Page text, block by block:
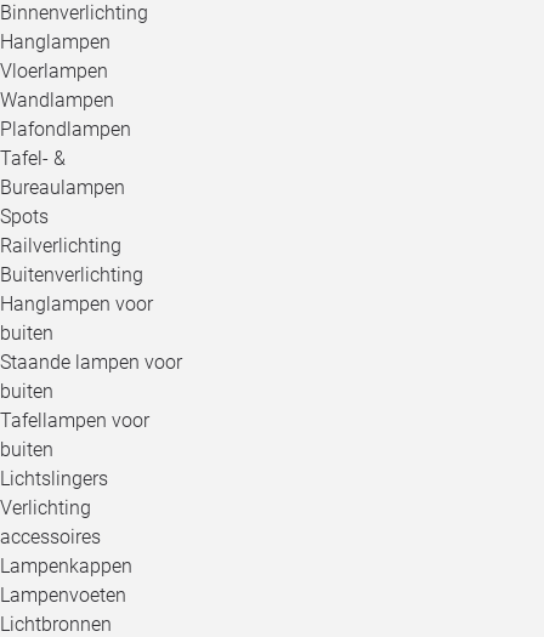
Binnenverlichting
Hanglampen
Vloerlampen
Wandlampen
Plafondlampen
Tafel- &
Bureaulampen
Spots
Railverlichting
Buitenverlichting
Hanglampen voor
buiten
Staande lampen voor
buiten
Tafellampen voor
buiten
Lichtslingers
Verlichting
accessoires
Lampenkappen
Lampenvoeten
Lichtbronnen